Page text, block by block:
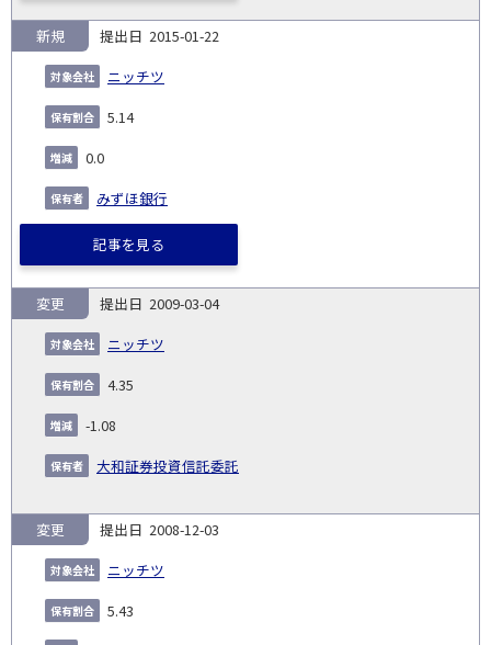
2015-01-22
ニッチツ
新規
5.14
0.0
みずほ銀行
記事を見る
2009-03-04
ニッチツ
変更
4.35
-1.08
大和証券投資信託委託
2008-12-03
ニッチツ
変更
5.43